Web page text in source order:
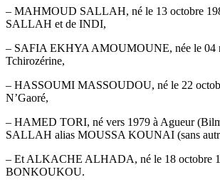
– MAHMOUD SALLAH, né le 13 octobre
SALLAH et de INDI,
– SAFIA EKHYA AMOUMOUNE, née le 04
Tchirozérine,
– HASSOUMI MASSOUDOU, né le 22
N’Gaoré,
– HAMED TORI, né vers 1979 à Agueur
SALLAH alias MOUSSA KOUNAI (sans
– Et ALKACHE ALHADA, né le 18 octobre
BONKOUKOU.